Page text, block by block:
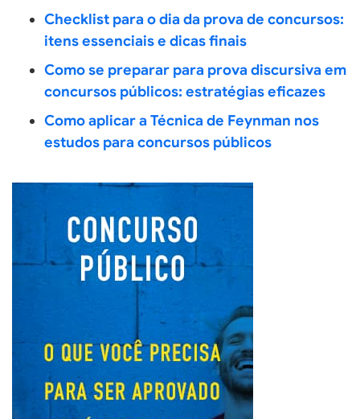
Checklist para o dia da prova de concursos:
itens essenciais e dicas finais
Como se preparar para prova discursiva em
concursos públicos: estratégias eficazes
Como aplicar a Técnica de Feynman nos
estudos para concursos públicos